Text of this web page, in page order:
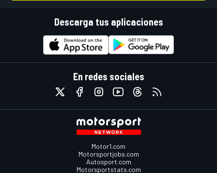
Descarga tus aplicaciones
En redes sociales
Motor1.com
Motorsportjobs.com
Autosport.com
Motorsportstats.com